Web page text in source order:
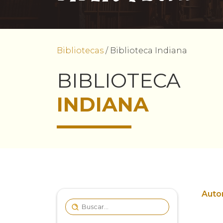
Bibliotecas / Biblioteca Indiana
BIBLIOTECA
INDIANA